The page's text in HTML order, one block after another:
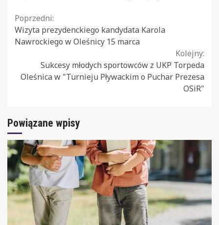
Continue
Reading
Poprzedni:
Wizyta prezydenckiego kandydata Karola
Nawrockiego w Oleśnicy 15 marca
Kolejny:
Sukcesy młodych sportowców z UKP Torpeda
Oleśnica w "Turnieju Pływackim o Puchar Prezesa
OSiR"
Powiązane wpisy